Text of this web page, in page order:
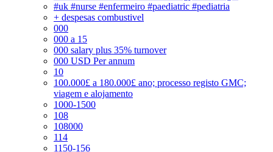
#uk #nurse #enfermeiro #paediatric #pediatria
+ despesas combustivel
000
000 a 15
000 salary plus 35% turnover
000 USD Per annum
10
100.000£ a 180.000£ ano; processo registo GMC;
viagem e alojamento
1000-1500
108
108000
114
1150-156